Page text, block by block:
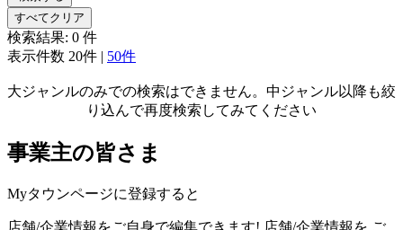
すべてクリア
検索結果: 0 件
表示件数 20件 | 50件
大ジャンルのみでの検索はできません。中ジャンル以降も絞
り込んで再度検索してみてください
事業主の皆さま
Myタウンページに登録すると
店舗/企業情報をご自身で編集できます! 店舗/企業情報を ご